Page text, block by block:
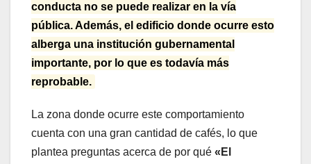
conducta no se puede realizar en la vía
pública. Además, el edificio donde ocurre esto
alberga una institución gubernamental
importante, por lo que es todavía más
reprobable.
La zona donde ocurre este comportamiento
cuenta con una gran cantidad de cafés, lo que
plantea preguntas acerca de por qué «El